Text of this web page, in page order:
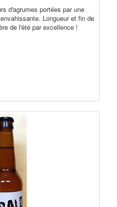
d'agrumes portées par une
Longueur et fin de
de l'été par excellence !